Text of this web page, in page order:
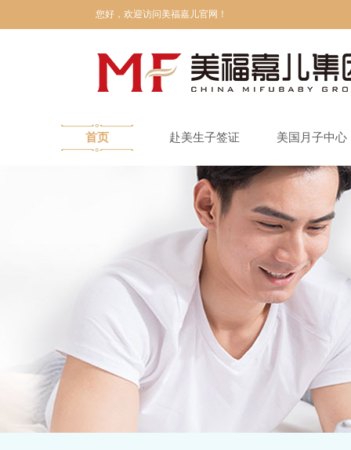
您好，欢迎访问美福嘉儿官网！
首页 赴美生子签证 美国月子中心